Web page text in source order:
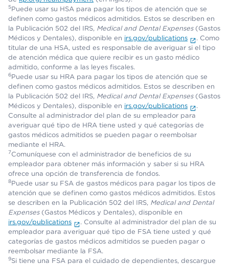
5Puede usar su HSA para pagar los tipos de atención que se
definen como gastos médicos admitidos. Estos se describen en
la Publicación 502 del IRS, Medical and Dental Expenses(Gastos
Médicos y Dentales), disponible en irs.gov/publications
. Como
titular de una HSA, usted es responsable de averiguar si el tipo
de atención médica que quiere recibir es un gasto médico
admitido, conforme a las leyes fiscales.
6Puede usar su HRA para pagar los tipos de atención que se
definen como gastos médicos admitidos. Estos se describen en
la Publicación 502 del IRS, Medical and Dental Expenses (Gastos
Médicos y Dentales), disponible en irs.gov/publications
.
Consulte al administrador del plan de su empleador para
averiguar qué tipo de HRA tiene usted y qué categorías de
gastos médicos admitidos se pueden pagar o reembolsar
mediante el HRA.
7Comuníquese con el administrador de beneficios de su
empleador para obtener más información y saber si su HRA
ofrece una opción de transferencia de fondos.
8Puede usar su FSA de gastos médicos para pagar los tipos de
atención que se definen como gastos médicos admitidos. Estos
se describen en la Publicación 502 del IRS, Medical and Dental
Expenses(Gastos Médicos y Dentales), disponible en
irs.gov/publications
. Consulte al administrador del plan de su
empleador para averiguar qué tipo de FSA tiene usted y qué
categorías de gastos médicos admitidos se pueden pagar o
reembolsar mediante la FSA.
9Si tiene una FSA para el cuidado de dependientes, descargue